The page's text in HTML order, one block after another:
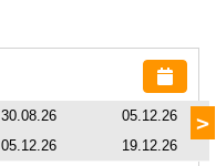
>
30.08.26
05.12.26
05.12.26
19.12.26